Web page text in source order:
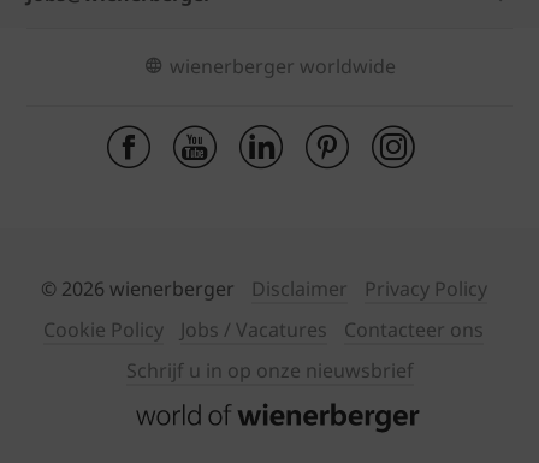
wienerberger worldwide
© 2026 wienerberger Disclaimer
Privacy Policy
Cookie Policy
Jobs / Vacatures
Contacteer ons
Schrijf u in op onze nieuwsbrief